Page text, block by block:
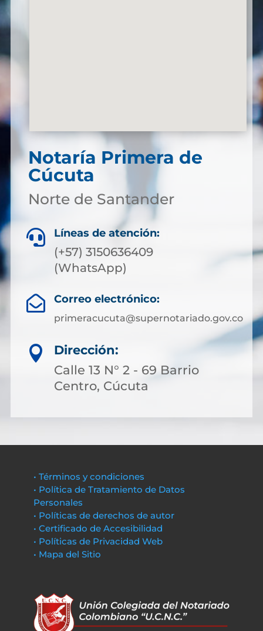
Notaría Primera de
Cúcuta
Norte de Santander
 Líneas de atención:
(+57) 3150636409
(WhatsApp)
 Correo electrónico:
primeracucuta@supernotariado.gov.co

Dirección:
Calle 13 N° 2 - 69 Barrio
Centro, Cúcuta
• Términos y condiciones
• Política de Tratamiento de Datos
Personales
• Políticas de derechos de autor
• Certificado de Accesibilidad
• Políticas de Privacidad Web
• Mapa del Sitio